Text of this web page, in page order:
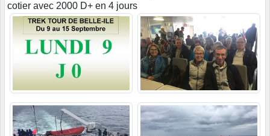
cotier avec 2000 D+ en 4 jours